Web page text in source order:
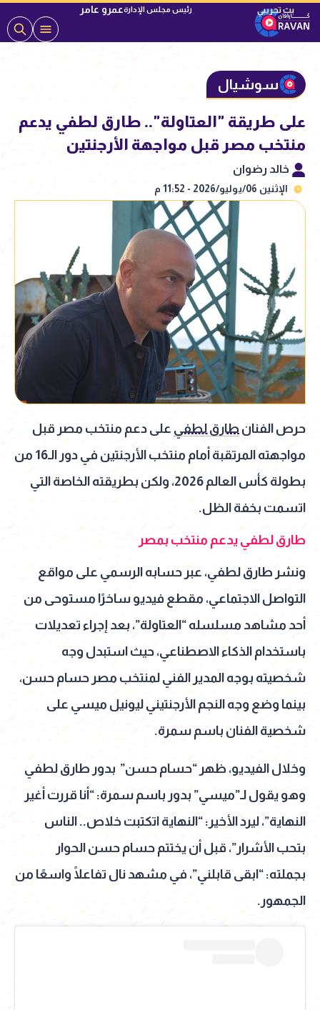
رئيس مجلس الإدارةعمرو عامر
سوشيال
على طريقة "العتاولة".. طارق لطفي يدعم
منتخب مصر قبل مواجهة الأرجنتين
خالد رضوان
الإثنين 06/يوليو/2026 - 11:52 م
حرص الفنان طارق لطفي على دعم منتخب مصر قبل
مواجهته المرتقبة أمام منتخب الأرجنتين في دور الـ16 من
بطولة كأس العالم 2026، ولكن بطريقته الخاصة التي
اتسمت بخفة الظل.
طارق لطفي يدعم منتخب بمصر
ونشر طارق لطفي، عبر حسابه الرسمي على مواقع
التواصل الاجتماعي، مقطع فيديو ساخرًا مستوحى من
أحد مشاهد مسلسله “العتاولة”، بعد إجراء تعديلات
باستخدام الذكاء الاصطناعي، حيث استبدل وجه
شخصيته بوجه المدير الفني لمنتخب مصر حسام حسن،
بينما وضع وجه النجم الأرجنتيني ليونيل ميسي على
شخصية الفنان باسم سمرة.
وخلال الفيديو، ظهر “حسام حسن” بدور طارق لطفي
وهو يقول لـ”ميسي” بدور باسم سمرة: “أنا قررت أغير
النهاية”، ليرد الأخير: “النهاية اتكتبت خلاص.. الناس
بتحب الأشرار”، قبل أن يختتم حسام حسن الحوار
بجملته: “ابقى قابلني”، في مشهد نال تفاعلًا واسعًا من
الجمهور.